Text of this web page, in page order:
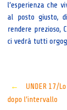
l’esperienza che
al posto giusto,
rendere prezioso,
ci vedrà tutti
Post
←
UNDER 17/
dopo l’intervallo